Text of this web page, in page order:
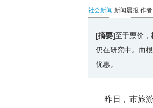
社会新闻 新闻晨报 作
[摘要]至于票价，
仍在研究中。而
优惠。
昨日，市旅游